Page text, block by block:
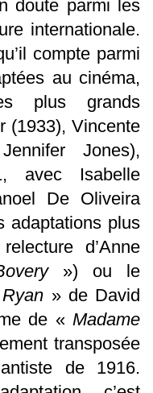
doute parmi les
internationale.
compte parmi
au cinéma,
plus grands
(1933), Vincente
Jones),
avec Isabelle
De Oliveira
adaptations plus
d’Anne
») ou le
» de David
de « Madame
transposée
de 1916.